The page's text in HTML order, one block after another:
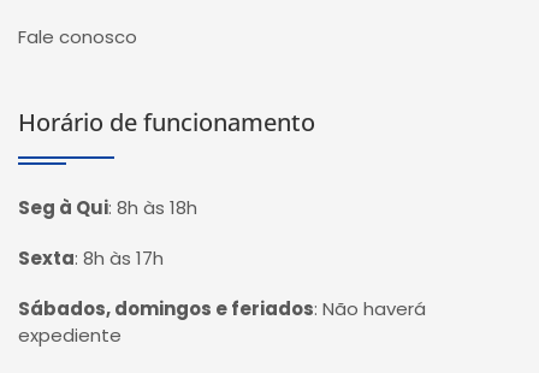
Fale conosco
Horário de funcionamento
Seg à Qui: 8h às 18h
Sexta: 8h às 17h
Sábados, domingos e feriados: Não haverá
expediente